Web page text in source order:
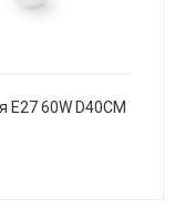
E27 60W D40CM